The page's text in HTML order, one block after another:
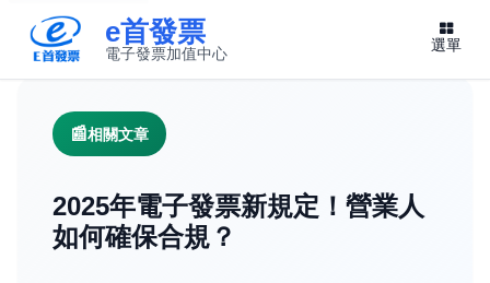
e首發票
電子發票加值中心 選單
相關文章
2025年電子發票新規定！營業人
如何確保合規？